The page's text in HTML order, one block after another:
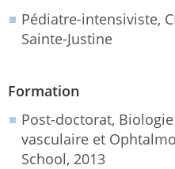
Pédiatre-intensiviste,
Sainte-Justine
Formation
Post-doctorat, Biologie
vasculaire et
School, 2013